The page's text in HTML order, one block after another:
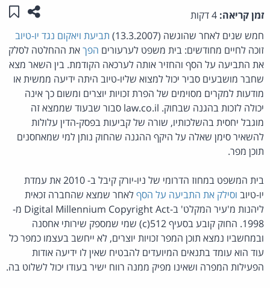
זמן קריאה: שתפו
חמש שנים לאחר שהוגשה (13.3.2007)
תביעת ויאקום נגד יו-טיוב
זוכה לחיים מחודשים: בית משפט לערעורים הפךאת ההחלטה לסלק
את התביעה על הסף והחזיר אותה לערכאה הקודמת. בין השאר מצא
שחבר מושבעים סביר יכול למצוא שליו-טיוב היתה ידיעה ממשית או
מודעות למקרים מסוימים של הפרת זכויות יוצרים ומשום כך אינה
יכולה לזכות בהגנה שבחוק. law.co.il סבור שבעוד שממצא זה
מוגבל יחסית בהשלכותיו, שורה של קביעות בפסק-הדין עלולות
להשאיר סימן שאלה על היקף ההגנה שהחוק נותן למי שמאחסנים
תוכן מפר.
בית המשפט במחוז הדרומי של ניו-יורק קיבל ב- 2010 את עמדת
יו-טיוב וסילק את התביעה על הסףלאחר שמצא שהחברה זכאית
ליהנות מ'עיר המקלט' ב-Digital Millennium Copyright Act מ-
1998. החוק קובע בסעיף 512(c) שמי שמספק שירותי אחסנה
ובמחשביו נמצא תוכן המפר זכויות יוצרים, לא ייחשב בעצמו כמפר כל
עוד הוא עומד בתנאים המיועדים להבטיח שאין לו ידיעה אודות
הפעילות המפרה ושאינו מפיק ממנה רווח ישיר בעודו יכול לשלוט בה.